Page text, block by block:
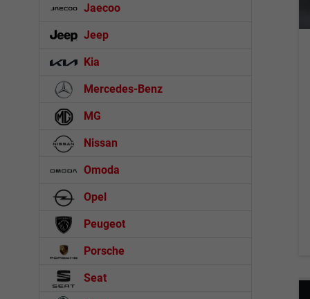
Jaecoo
Jeep
Kia
Mercedes-Benz
MG
Nissan
Omoda
Opel
Peugeot
Porsche
Seat